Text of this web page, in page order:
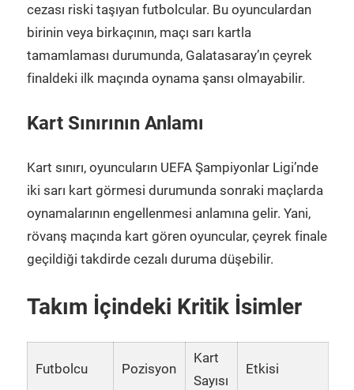
cezası riski taşıyan futbolcular. Bu oyunculardan
birinin veya birkaçının, maçı sarı kartla
tamamlaması durumunda, Galatasaray’ın çeyrek
finaldeki ilk maçında oynama şansı olmayabilir.
Kart Sınırının Anlamı
Kart sınırı, oyuncuların UEFA Şampiyonlar Ligi’nde
iki sarı kart görmesi durumunda sonraki maçlarda
oynamalarının engellenmesi anlamına gelir. Yani,
rövanş maçında kart gören oyuncular, çeyrek finale
geçildiği takdirde cezalı duruma düşebilir.
Takım İçindeki Kritik İsimler
Futbolcu Pozisyon
Kart
Sayısı
Etkisi